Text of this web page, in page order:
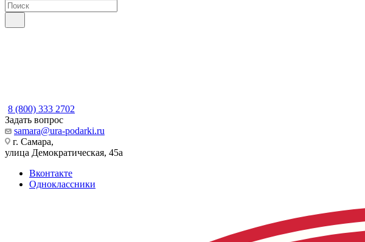
8 (800) 333 2702
Задать вопрос
samara@ura-podarki.ru
г. Самара,
улица Демократическая, 45а
Вконтакте
Одноклассники